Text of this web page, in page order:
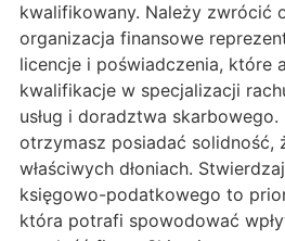
kwalifikowany. Należy zwrócić
organizacja finansowe
licencje i poświadczenia, które
kwalifikacje w specjalizacji
usług i doradztwa
otrzymasz posiadać solidność,
właściwych dłoniach.
księgowo-podatkowego to
która potrafi spowodować